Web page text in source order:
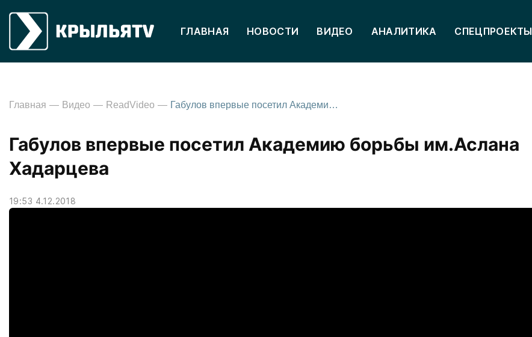
ГЛАВНАЯ НОВОСТИ ВИДЕО АНАЛИТИКА СПЕЦПРОЕКТЫ
Главная Видео ReadVideo Габулов впервые посетил Академию борьбы им.Аслана Хадарцева
Габулов впервые посетил Академию борьбы им.Аслана
Хадарцева
19:53 4.12.2018